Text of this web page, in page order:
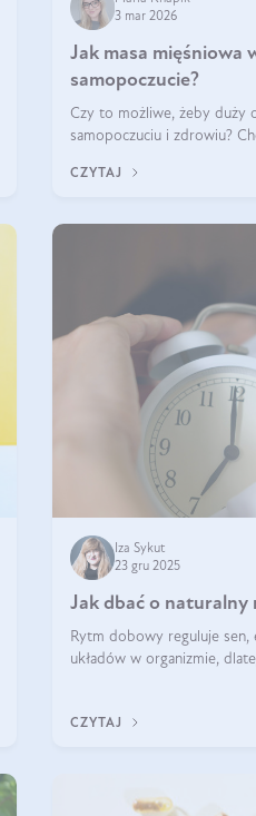
3 mar 2026
Jak masa mięśniowa
samopoczucie?
Czy to możliwe, żeby duży
samopoczuciu i zdrowiu?
poprawić jakość życia. W
CZYTAJ
Iza Sykut
23 gru 2025
Jak dbać o
Rytm dobowy reguluje
układów w organizmie,
CZYTAJ